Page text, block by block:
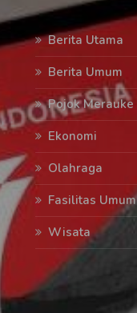
Berita Utama
Berita Umum
Pojok Merauke
Ekonomi
Olahraga
Fasilitas Umum
Wisata